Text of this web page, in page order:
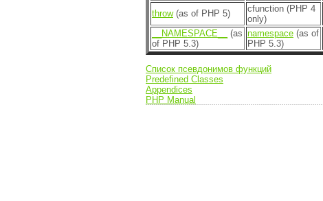
throw(as of PHP 5)
cfunction (PHP 4
only)
__NAMESPACE__
(as
of PHP 5.3)
namespace (as of
PHP 5.3)
Список псевдонимов функций
Predefined Classes
Appendices
PHP Manual